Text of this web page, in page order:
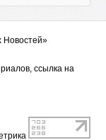
Новостей»
ссылка на